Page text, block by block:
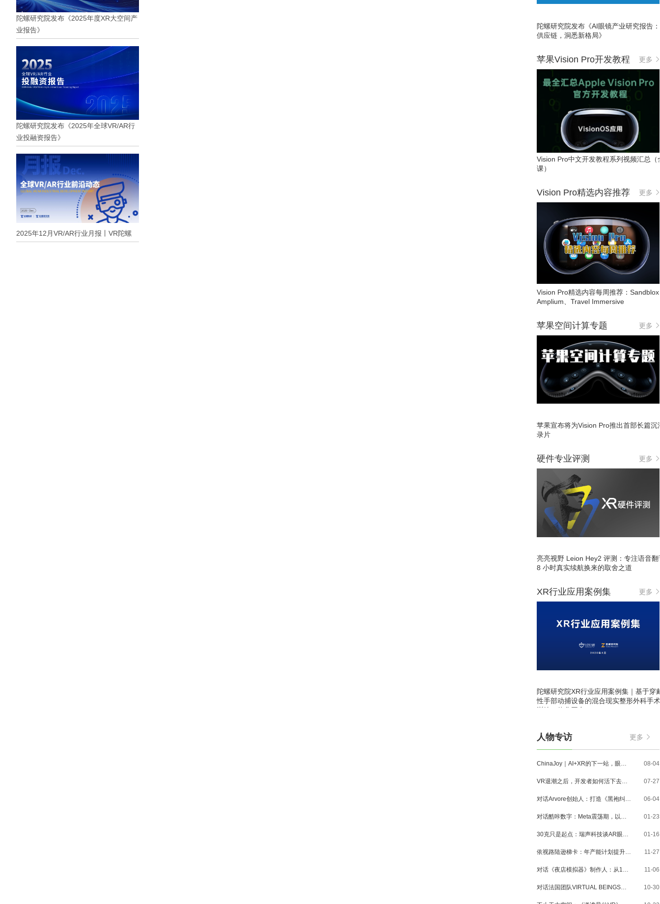
陀螺研究院发布《2025年度XR大空间产
业报告》
陀螺研究院发布《2025年全球VR/AR行
业投融资报告》
2025年12月VR/AR行业月报丨VR陀螺
陀螺研究院发布《AI眼镜产业研究报告
供应链，洞悉新格局》
苹果Vision Pro开发教程 更多
Vision Pro中文开发教程系列视频汇总（
课）
Vision Pro精选内容推荐 更多
Vision Pro精选内容每周推荐：
Amplium、Travel Immersive
苹果空间计算专题 更多
苹果宣布将为Vision Pro推出首部长篇沉
录片
硬件专业评测 更多
亮亮视野 Leion Hey2 评测：专注语音
8 小时真实续航换来的取舍之道
XR行业应用案例集 更多
陀螺研究院XR行业应用案例集｜基于穿
性手部动捕设备的混合现实整形外科手
训练一体化平台
人物专访 更多
08-04
07-27
06-04
01-23
01-16
11-27
11-06
10-30